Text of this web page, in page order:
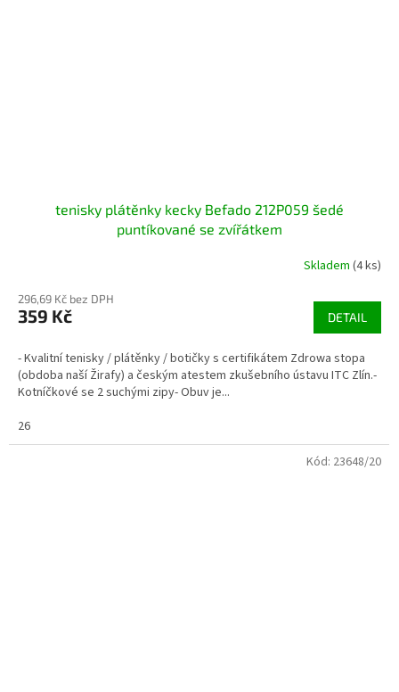
tenisky plátěnky kecky Befado 212P059 šedé
puntíkované se zvířátkem
Skladem (4 ks)
296,69 Kč bez DPH
359 Kč DETAIL
- Kvalitní tenisky / plátěnky / botičky s certifikátem Zdrowa stopa
(obdoba naší Žirafy) a českým atestem zkušebního ústavu ITC Zlín.-
Kotníčkové se 2 suchými zipy- Obuv je...
26
Kód: 23648/20